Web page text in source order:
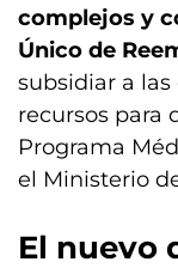
complejos y
Único de
subsidiar a las
recursos para
Programa
el Ministerio
El nuevo